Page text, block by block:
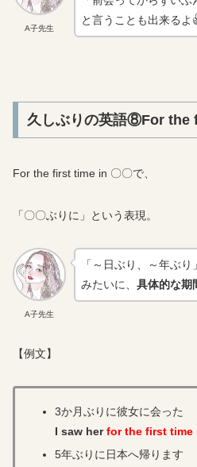
A子先生
と言うことも出来るよ
久しぶりの英語⑧For the
For the first time in 〇〇で、
「〇〇ぶりに」という表現。
A子先生
「～日ぶり、～年ぶり」
みたいに、 具体的な期
【例文】
3か月ぶりに彼女に会った
I saw herfor the first time
5年ぶりに日本へ帰ります